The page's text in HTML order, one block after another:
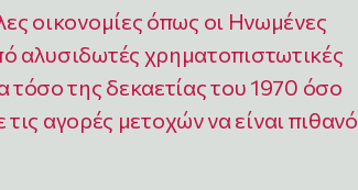
οικονομίες όπως οι Ηνωμένες
αλυσιδωτές χρηματοπιστωτικές
τόσο της δεκαετίας του 1970 όσο
αγορές μετοχών να είναι πιθανό